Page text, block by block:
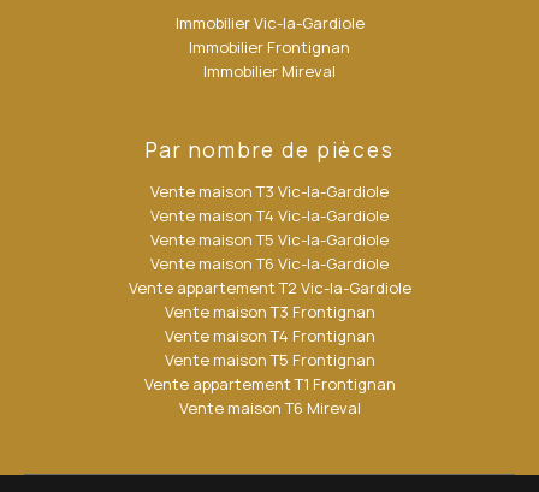
Immobilier Vic-la-Gardiole
Immobilier Frontignan
Immobilier Mireval
Par nombre de pièces
Vente maison T3 Vic-la-Gardiole
Vente maison T4 Vic-la-Gardiole
Vente maison T5 Vic-la-Gardiole
Vente maison T6 Vic-la-Gardiole
Vente appartement T2 Vic-la-Gardiole
Vente maison T3 Frontignan
Vente maison T4 Frontignan
Vente maison T5 Frontignan
Vente appartement T1 Frontignan
Vente maison T6 Mireval